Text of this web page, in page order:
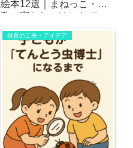
絵本12選｜まねっこ・
歌・寝かしつけにもぴっ
保育の工夫・アイデア